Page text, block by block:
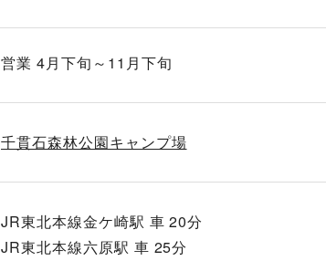
営業 4月下旬～11月下旬
千貫石森林公園キャンプ場
JR東北本線金ケ崎駅 車 20分
JR東北本線六原駅 車 25分